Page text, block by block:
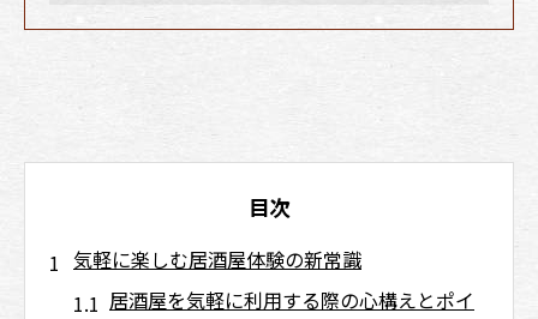
目次
気軽に楽しむ居酒屋体験の新常識
居酒屋を気軽に利用する際の心構えとポイ